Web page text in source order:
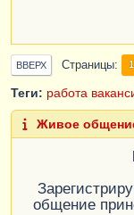
ВВЕРХ Страницы 1
Теги: работа
Живое
общение